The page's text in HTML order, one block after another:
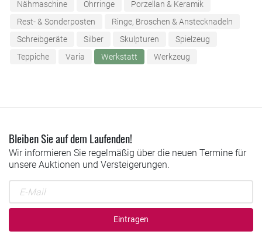
Nähmaschine
Ohrringe
Porzellan & Keramik
Rest- & Sonderposten
Ringe, Broschen & Anstecknadeln
Schreibgeräte
Silber Skulpturen
Spielzeug
Teppiche
Varia Werkstatt Werkzeug
Bleiben Sie auf dem Laufenden!
Wir informieren Sie regelmäßig über die neuen Termine für
unsere Auktionen und Versteigerungen.
Eintragen